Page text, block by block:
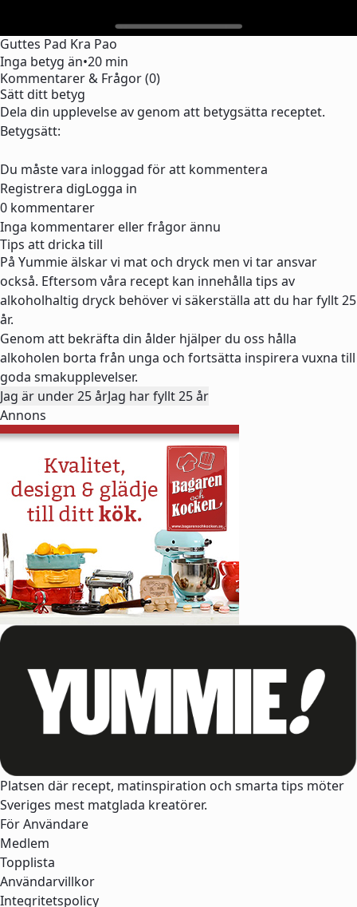
Guttes Pad Kra Pao
Inga betyg än•20 min
Kommentarer & Frågor (0)
Sätt ditt betyg
Dela din upplevelse av genom att betygsätta receptet.
Betygsätt:
Du måste vara inloggad för att kommentera
Registrera digLogga in
0 kommentarer
Inga kommentarer eller frågor ännu
Tips att dricka till
På Yummie älskar vi mat och dryck men vi tar ansvar
också. Eftersom våra recept kan innehålla tips av
alkoholhaltig dryck behöver vi säkerställa att du har fyllt 25
år.
Genom att bekräfta din ålder hjälper du oss hålla
alkoholen borta från unga och fortsätta inspirera vuxna till
goda smakupplevelser.
Jag är under 25 årJag har fyllt 25 år
Annons
Platsen där recept, matinspiration och smarta tips möter
Sveriges mest matglada kreatörer.
För Användare
Medlem
Topplista
Användarvillkor
Integritetspolicy